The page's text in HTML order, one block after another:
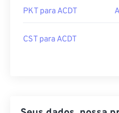
PKT para ACDT
CST para ACDT